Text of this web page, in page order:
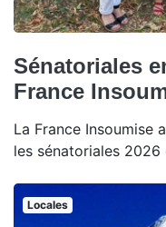
Sénatoriales
France
La France Insoumise
les sénatoriales 2026
Locales